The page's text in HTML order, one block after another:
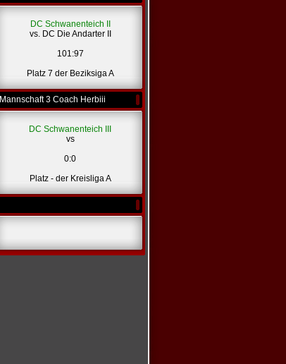
DC Schwanenteich II
vs. DC Die Andarter II
101:97
Platz 7 der Beziksiga A
Mannschaft 3 Coach Herbiii
DC Schwanenteich III
vs
0:0
Platz - der Kreisliga A